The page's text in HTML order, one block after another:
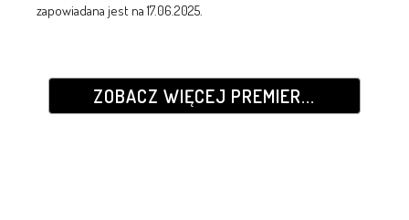
zapowiadana jest na 17.06.2025.
ZOBACZ WIĘCEJ PREMIER...